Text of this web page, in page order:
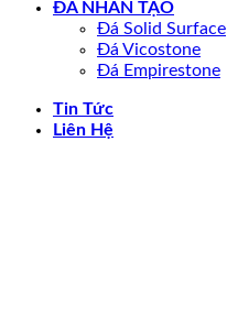
ĐÁ NHÂN TẠO
Đá Solid Surface
Đá Vicostone
Đá Empirestone
Tin Tức
Liên Hệ